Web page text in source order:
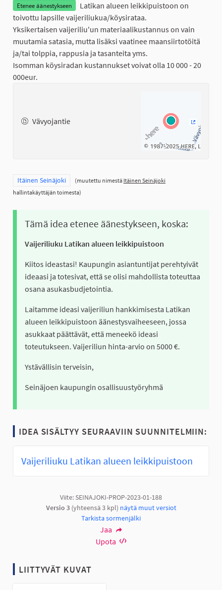
Etenee äänestykseen
Latikan alueen leikkipuistoon on
toivottu lapsille vaijeriliukua/köysirataa.
Yksikertaisen vaijeriliu'un materiaalikustannus on vain
muutamia satasia, mutta lisäksi vaatinee maansiirtotöitä
ja/tai tolppia, rappusia ja tasanteita yms.
Isomman köysiradan kustannukset voivat olla 10 000 - 20
000eur.
Vävyojantie
Rajaa tulokset teeman mukaan: Itäinen Seinäjoki
Itäinen Seinäjoki (muutettu nimestä Itäinen Seinäjoki
hallintakäyttäjän toimesta)
Tämä idea etenee äänestykseen, koska:
Vaijeriliuku Latikan alueen leikkipuistoon
Kiitos ideastasi! Kaupungin asiantuntijat perehtyivät
ideaasi ja totesivat, että se olisi mahdollista toteuttaa
osana asukasbudjetointia.
Laitamme ideasi vaijeriliun hankkimisesta Latikan
alueen leikkipuistoon äänestysvaiheeseen, jossa
asukkaat päättävät, että meneekö ideasi
toteutukseen. Vaijeriliun hinta-arvio on 5000 €.
Ystävällisin terveisin,
Seinäjoen kaupungin osallisuustyöryhmä
IDEA SISÄLTYY SEURAAVIIN SUUNNITELMIIN:
Vaijeriliuku Latikan alueen leikkipuistoon
Viite: SEINAJOKI-PROP-2023-01-188
Versio 3(yhteensä 3 kpl) näytä muut versiot
Tarkista sormenjälki
Jaa
Upota
LIITTYVÄT KUVAT